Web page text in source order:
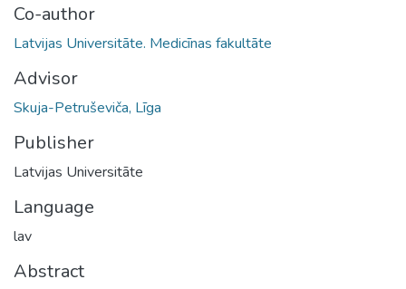
Co-author
Latvijas Universitāte. Medicīnas fakultāte
Advisor
Skuja-Petruševiča, Līga
Publisher
Latvijas Universitāte
Language
lav
Abstract